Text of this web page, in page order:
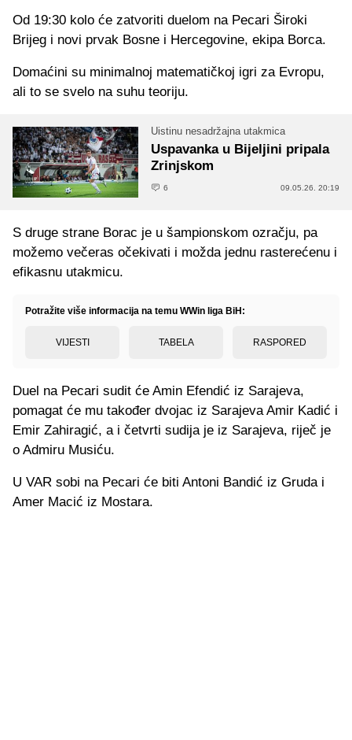
Od 19:30 kolo će zatvoriti duelom na Pecari Široki
Brijeg i novi prvak Bosne i Hercegovine, ekipa Borca.
Domaćini su minimalnoj matematičkoj igri za Evropu,
ali to se svelo na suhu teoriju.
Uistinu nesadržajna utakmica
Uspavanka u Bijeljini pripala
Zrinjskom
6 09.05.26. 20:19
S druge strane Borac je u šampionskom ozračju, pa
možemo večeras očekivati i možda jednu rasterećenu i
efikasnu utakmicu.
Potražite više informacija na temu WWin liga BiH:
VIJESTI TABELA RASPORED
Duel na Pecari sudit će Amin Efendić iz Sarajeva,
pomagat će mu također dvojac iz Sarajeva Amir Kadić i
Emir Zahiragić, a i četvrti sudija je iz Sarajeva, riječ je
o Admiru Musiću.
U VAR sobi na Pecari će biti Antoni Bandić iz Gruda i
Amer Macić iz Mostara.